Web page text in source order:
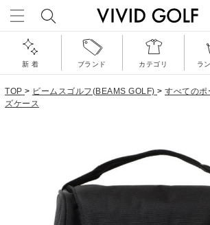
新 着 ブランド カテゴリ ラ
TOP > ビームスゴルフ(BEAMS GOLF) > すべてのポ
ズケース